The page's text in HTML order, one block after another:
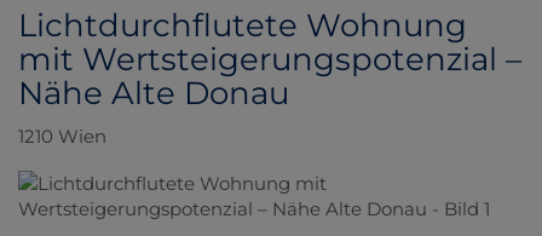
Lichtdurchflutete Wohnung
mit Wertsteigerungspotenzial –
Nähe Alte Donau
1210 Wien